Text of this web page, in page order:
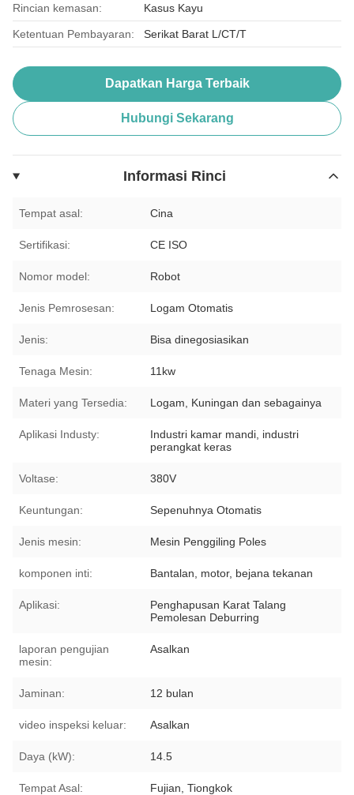
Rincian kemasan: Kasus Kayu
Ketentuan Pembayaran: Serikat Barat L/CT/T
Dapatkan Harga Terbaik
Hubungi Sekarang
Informasi Rinci
Tempat asal: Cina
Sertifikasi: CE ISO
Nomor model: Robot
Jenis Pemrosesan: Logam Otomatis
Jenis: Bisa dinegosiasikan
Tenaga Mesin: 11kw
Materi yang Tersedia: Logam, Kuningan dan sebagainya
Aplikasi Industy:
Industri kamar mandi, industri
perangkat keras
Voltase: 380V
Keuntungan: Sepenuhnya Otomatis
Jenis mesin: Mesin Penggiling Poles
komponen inti: Bantalan, motor, bejana tekanan
Aplikasi:
Penghapusan Karat Talang
Pemolesan Deburring
laporan pengujian
mesin:
Asalkan
Jaminan: 12 bulan
video inspeksi keluar: Asalkan
Daya (kW): 14.5
Tempat Asal: Fujian, Tiongkok